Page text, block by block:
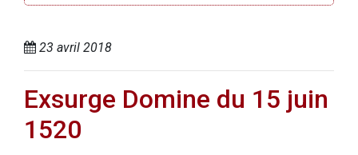
23 avril 2018
Exsurge Domine du 15 juin
1520